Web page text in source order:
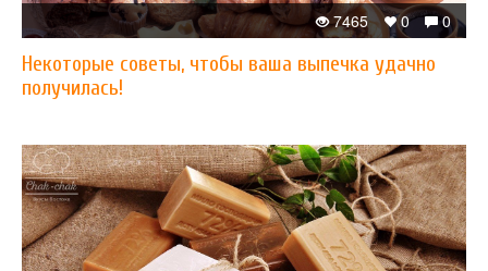
0
0
7465
Некоторые советы, чтобы ваша выпечка удачно
получилась!